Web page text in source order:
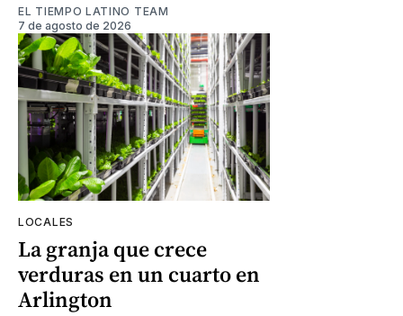
EL TIEMPO LATINO TEAM
7 de agosto de 2026
LOCALES
La granja que crece
verduras en un cuarto en
Arlington